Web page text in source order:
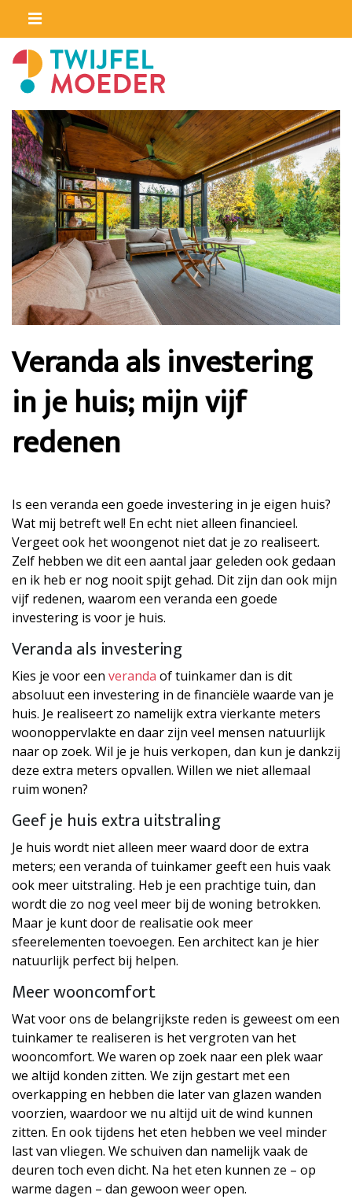
Veranda als investering
in je huis; mijn vijf
redenen
Is een veranda een goede investering in je eigen huis?
Wat mij betreft wel! En echt niet alleen financieel.
Vergeet ook het woongenot niet dat je zo realiseert.
Zelf hebben we dit een aantal jaar geleden ook gedaan
en ik heb er nog nooit spijt gehad. Dit zijn dan ook mijn
vijf redenen, waarom een veranda een goede
investering is voor je huis.
Veranda als investering
Kies je voor een veranda of tuinkamer dan is dit
absoluut een investering in de financiële waarde van je
huis. Je realiseert zo namelijk extra vierkante meters
woonoppervlakte en daar zijn veel mensen natuurlijk
naar op zoek. Wil je je huis verkopen, dan kun je dankzij
deze extra meters opvallen. Willen we niet allemaal
ruim wonen?
Geef je huis extra uitstraling
Je huis wordt niet alleen meer waard door de extra
meters; een veranda of tuinkamer geeft een huis vaak
ook meer uitstraling. Heb je een prachtige tuin, dan
wordt die zo nog veel meer bij de woning betrokken.
Maar je kunt door de realisatie ook meer
sfeerelementen toevoegen. Een architect kan je hier
natuurlijk perfect bij helpen.
Meer wooncomfort
Wat voor ons de belangrijkste reden is geweest om een
tuinkamer te realiseren is het vergroten van het
wooncomfort. We waren op zoek naar een plek waar
we altijd konden zitten. We zijn gestart met een
overkapping en hebben die later van glazen wanden
voorzien, waardoor we nu altijd uit de wind kunnen
zitten. En ook tijdens het eten hebben we veel minder
last van vliegen. We schuiven dan namelijk vaak de
deuren toch even dicht. Na het eten kunnen ze – op
warme dagen – dan gewoon weer open.